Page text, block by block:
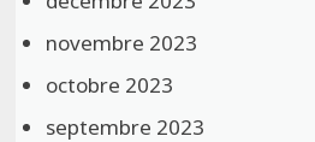
novembre 2023
octobre 2023
septembre 2023